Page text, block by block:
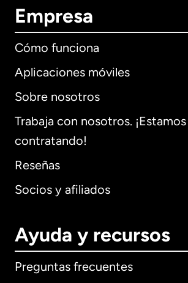
Empresa
Cómo funciona
Aplicaciones móviles
Sobre nosotros
Trabaja con nosotros. ¡Estamos
contratando!
Reseñas
Socios y afiliados
Ayuda y recursos
Preguntas frecuentes